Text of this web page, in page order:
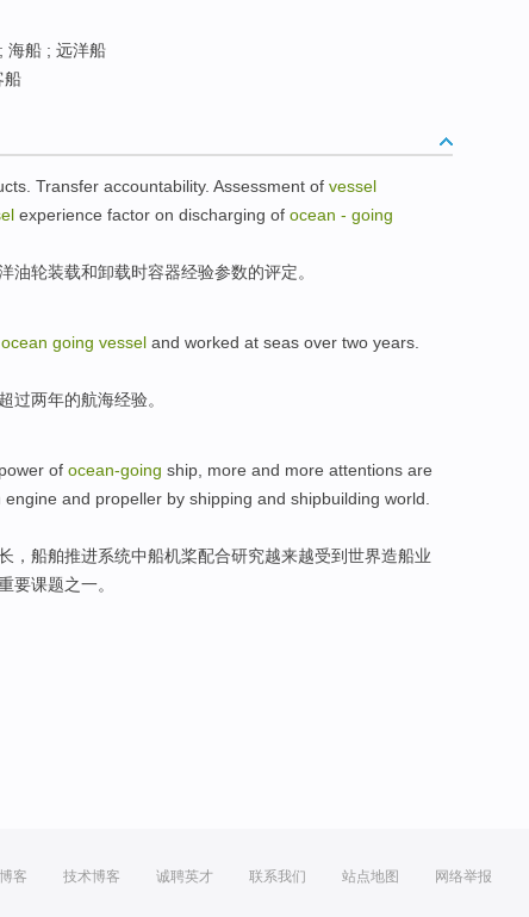
海船 ; 远洋船
船
Transfer accountability. Assessment of vessel
experience factor on discharging of ocean - going
油轮装载和卸载时容器经验参数的评定。
ocean going vessel and worked at seas over two years
超过两年的航海经验。
power of ocean-going ship more and more attentions are
engine and propeller by shipping and shipbuilding world
，船舶推进系统中船机桨配合研究越来越受到世界造船业
要课题之一。
客 技术博客 诚聘英才 联系我们 站点地图 网络举报